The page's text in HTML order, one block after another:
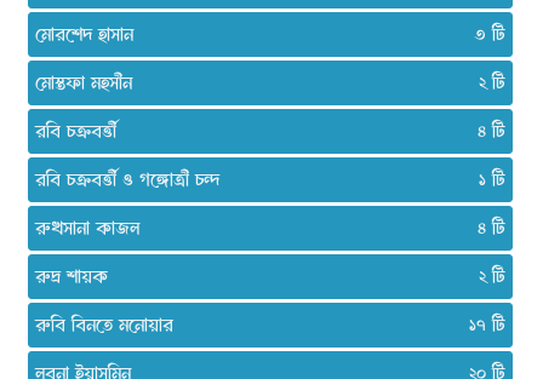
মোরশেদ হাসান
৩
মোস্তফা মহসীন
২
রবি চক্রবর্ত্তী
৪
রবি চক্রবর্ত্তী ও গঙ্গোত্রী চন্দ
১
রুখসানা কাজল
৪
রুদ্র শায়ক
২
রুবি বিনতে মনোয়ার
১৭
লুবনা ইয়াসমিন
২০